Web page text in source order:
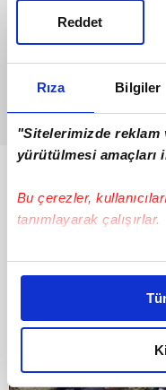
Rıza Bilgiler
"Sitelerimizde reklam
yürütülmesi amaçları
Bu çerezler,
tanımlayarak çalışırlar.
Bu çerezlere izin
daha iyi reklam
amacımızın size
olduğunu ve sizlere en
elimizden gelen
Reddet